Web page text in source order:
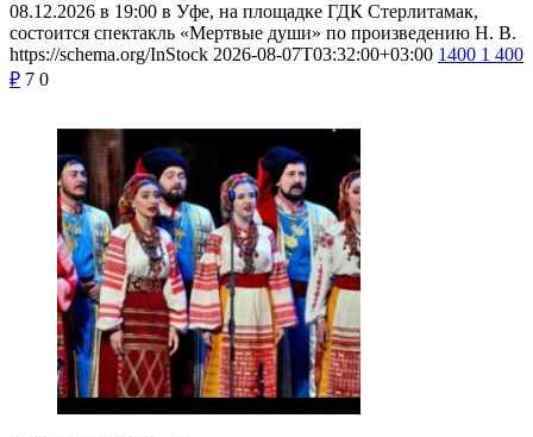
08.12.2026 в 19:00 в Уфе, на площадке ГДК Стерлитамак,
состоится спектакль «Мертвые души» по произведению Н. В.
https://schema.org/InStock 2026-08-07T03:32:00+03:00 1400 1 400
₽ 7 0